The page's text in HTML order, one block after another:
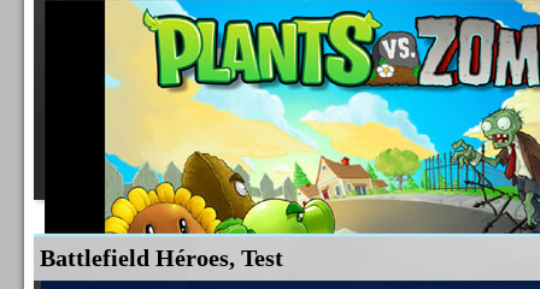
Battlefield Héroes, Test